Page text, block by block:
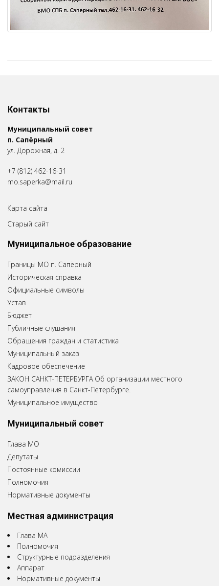
Контакты
Муниципальный совет
п. Сапёрный
ул. Дорожная, д. 2
+7 (812) 462-16-31
mo.saperka@mail.ru
Карта сайта
Старый сайт
Муниципальное образование
Границы МО п. Сапёрный
Историческая справка
Официальные символы
Устав
Бюджет
Публичные слушания
Обращения граждан и статистика
Муниципальный заказ
Кадровое обеспечение
ЗАКОН САНКТ-ПЕТЕРБУРГА Об организации местного
самоуправления в Санкт-Петербурге.
Муниципальное имущество
Муниципальный совет
Глава МО
Депутаты
Постоянные комиссии
Полномочия
Нормативные документы
Местная администрация
Глава МА
Полномочия
Структурные подразделения
Аппарат
Нормативные документы